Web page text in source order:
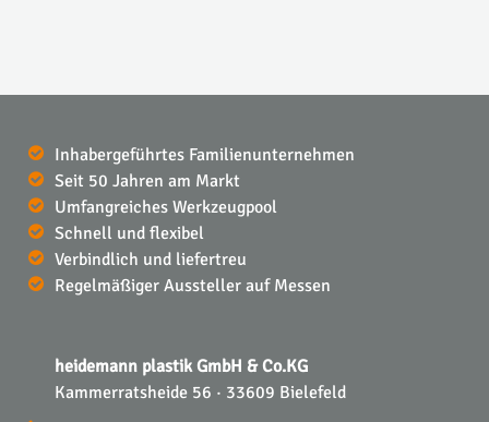
Inhabergeführtes Familienunternehmen
Seit 50 Jahren am Markt
Umfangreiches Werkzeugpool
Schnell und flexibel
Verbindlich und liefertreu
Regelmäßiger Aussteller auf Messen
heidemann plastik GmbH & Co.KG
Kammerratsheide 56 · 33609 Bielefeld